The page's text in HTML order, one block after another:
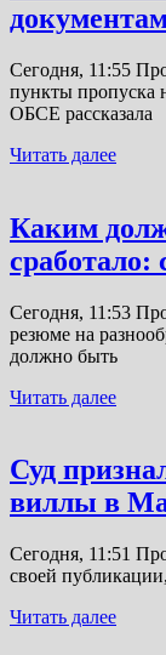
Сегодня, 11:55
пункты пропуска
ОБСЕ рассказала
Читать далее
Каким
сработало:
Сегодня, 11:53
резюме на
должно быть
Читать далее
Суд
виллы в
Сегодня, 11:51
своей
Читать далее